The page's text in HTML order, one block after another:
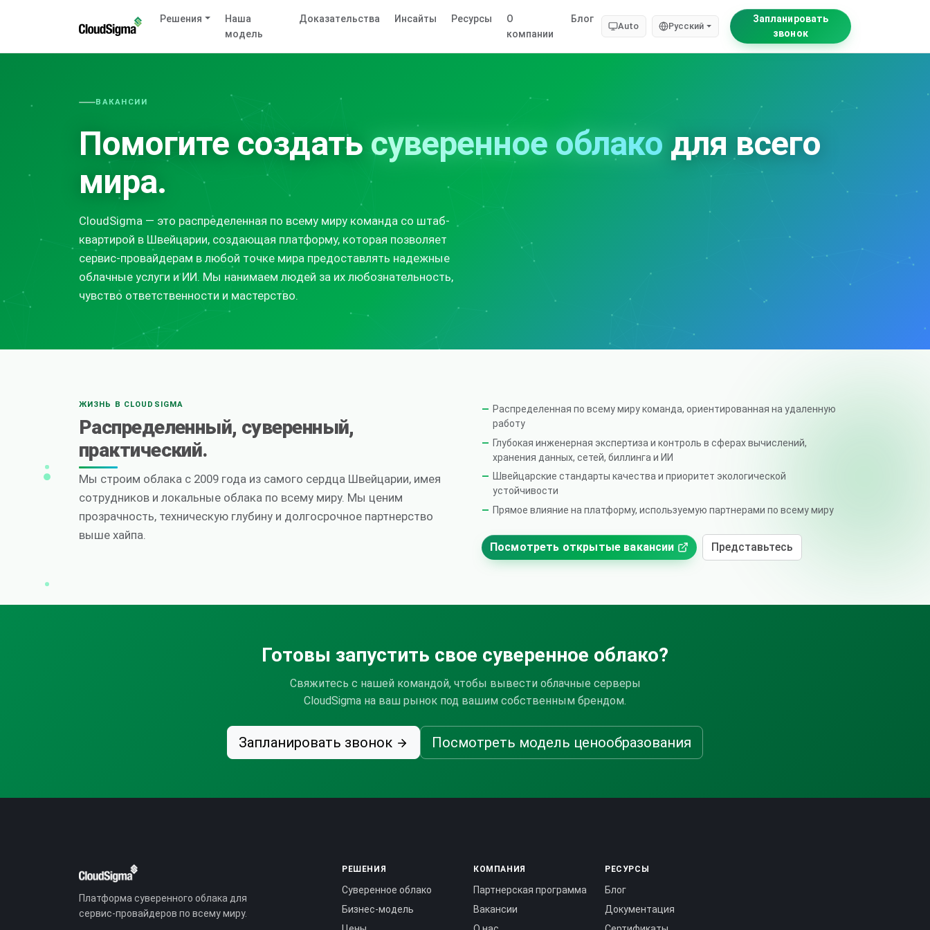
Решения
Наша
модель
Доказательства Инсайты Ресурсы
О
компании
Блог
Auto Русский
Запланировать
звонок
ВАКАНСИИ
Помогите создать суверенное облако для всего
мира.
CloudSigma — это распределенная по всему миру команда со штаб-
квартирой в Швейцарии, создающая платформу, которая позволяет
сервис-провайдерам в любой точке мира предоставлять надежные
облачные услуги и ИИ. Мы нанимаем людей за их любознательность,
чувство ответственности и мастерство.
ЖИЗНЬ В CLOUDSIGMA
Распределенный, суверенный,
практический.
Мы строим облака с 2009 года из самого сердца Швейцарии, имея
сотрудников и локальные облака по всему миру. Мы ценим
прозрачность, техническую глубину и долгосрочное партнерство
выше хайпа.
Распределенная по всему миру команда, ориентированная на удаленную
работу
Глубокая инженерная экспертиза и контроль в сферах вычислений,
хранения данных, сетей, биллинга и ИИ
Швейцарские стандарты качества и приоритет экологической
устойчивости
Прямое влияние на платформу, используемую партнерами по всему миру
Посмотреть открытые вакансии Представьтесь
Готовы запустить свое суверенное облако?
Свяжитесь с нашей командой, чтобы вывести облачные серверы
CloudSigma на ваш рынок под вашим собственным брендом.
Запланировать звонок Посмотреть модель ценообразования
Платформа суверенного облака для
сервис-провайдеров по всему миру.
РЕШЕНИЯ
Суверенное облако
Бизнес-модель
КОМПАНИЯ
Партнерская программа
Вакансии
РЕСУРСЫ
Блог
Документация